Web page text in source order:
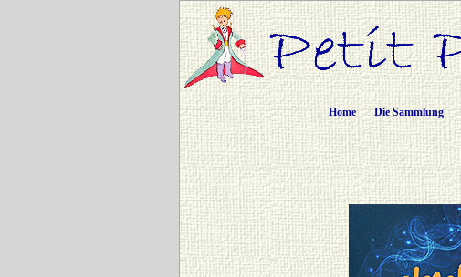
Home Die Sammlung